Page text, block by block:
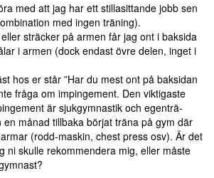
med att jag har ett stillasittande jobb sen
med ingen träning).
sträcker på armen får jag ont i baksida
i armen (dock endast övre delen, inget i
hos er står ”Har du mest ont på bak­si­dan
fråga om impinge­ment. Den vik­ti­gaste
är sjuk­gym­nas­tik och egen­trä­
en månad tillbaka börjat träna på gym där
(rodd-maskin, chest press osv). Är det
ni skulle rekommendera mig, eller måste